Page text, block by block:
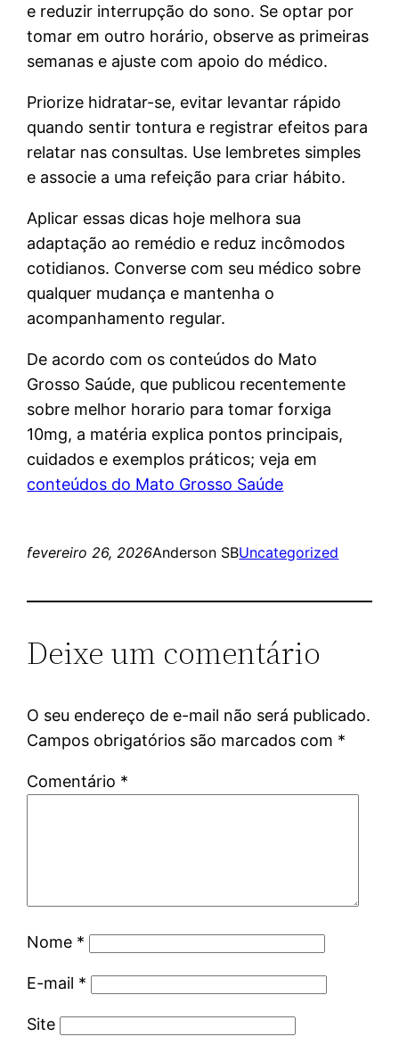
e reduzir interrupção do sono. Se optar por
tomar em outro horário, observe as primeiras
semanas e ajuste com apoio do médico.
Priorize hidratar-se, evitar levantar rápido
quando sentir tontura e registrar efeitos para
relatar nas consultas. Use lembretes simples
e associe a uma refeição para criar hábito.
Aplicar essas dicas hoje melhora sua
adaptação ao remédio e reduz incômodos
cotidianos. Converse com seu médico sobre
qualquer mudança e mantenha o
acompanhamento regular.
De acordo com os conteúdos do Mato
Grosso Saúde, que publicou recentemente
sobre melhor horario para tomar forxiga
10mg, a matéria explica pontos principais,
cuidados e exemplos práticos; veja em
conteúdos do Mato Grosso Saúde
fevereiro 26, 2026Anderson SBUncategorized
Deixe um comentário
O seu endereço de e-mail não será publicado.
Campos obrigatórios são marcados com *
Comentário *
Nome *
E-mail *
Site